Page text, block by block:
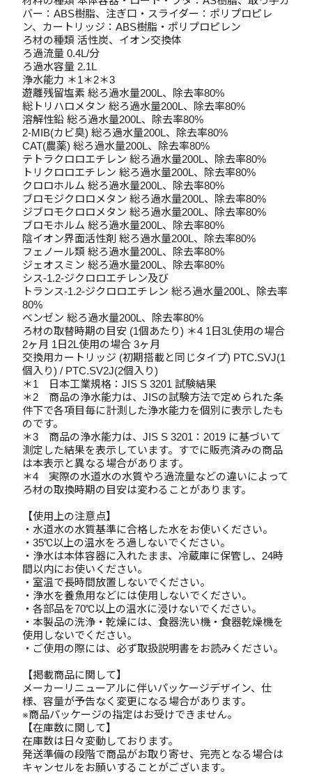
バー：ABS樹脂、注ぎ口・スライダー：ポリプロピレ
ン、カートリッジ：ABS樹脂・ポリプロピレン
ろ材の種類 活性炭、イオン交換体
ろ過流量 0.4L/分
ろ過水容量 2.1L
浄水能力 ＊1＊2＊3
遊離残留塩素 総ろ過水量200L、除去率80%
総トリハロメタン 総ろ過水量200L、除去率80%
溶解性鉛 総ろ過水量200L、除去率80%
2-MIB(カビ臭) 総ろ過水量200L、除去率80%
CAT(農薬) 総ろ過水量200L、除去率80%
テトラクロロエチレン 総ろ過水量200L、除去率80%
トリクロロエチレン 総ろ過水量200L、除去率80%
クロロホルム 総ろ過水量200L、除去率80%
ブロモジクロロメタン 総ろ過水量200L、除去率80%
ジブロモクロロメタン 総ろ過水量200L、除去率80%
ブロモホルム 総ろ過水量200L、除去率80%
陰イオン界面活性剤 総ろ過水量200L、除去率80%
フェノール類 総ろ過水量200L、除去率80%
ジェオスミン 総ろ過水量200L、除去率80%
シス-1.2-ジクロロエチレン及び
トランス-1.2-ジクロロエチレン 総ろ過水量200L、除去率
80%
ベンゼン 総ろ過水量200L、除去率80%
ろ材の取替時期の目安 (1個あたり) ＊4 1日3L使用の場合
2ヶ月 1日2L使用の場合 3ヶ月
交換用カートリッジ (初期搭載と同じタイプ) PTC.SVJ(1
個入り) / PTC.SV2J(2個入り)
＊1 日本工業規格：JIS S 3201 試験結果
＊2 商品の浄水能力は、JISの試験方法で定められた条
件下で各項目毎に計測した浄水能力を個別に表示したも
のです。
＊3 商品の浄水能力は、JIS S 3201：2019 に基づいて
測定した結果を表示しています。すでに販売済みの商品
は本表示と異なる場合があります。
＊4 実際の水道水の水質やろ過流量などの違いによって
ろ材の取換時期の目安は変わることがあります。
【使用上の注意点】
・水道水の水質基準に合格した水をお使いください。
・35℃以上の温水をろ過しないでください。
・浄水は本体容器に入れたまま、冷蔵庫に保管し、24時
間以内にお使いください。
・室温で長時間放置しないでください。
・浄水を養魚用などには使用しないでください。
・各部品を70℃以上の温水に浸けないでください。
・本製品の洗浄・乾燥には、食器洗い機・食器乾燥機を
使用しないでください。
・ご使用の際には、必ず取扱説明書をお読みください。
【掲載商品に関して】
メーカーリニューアルに伴いパッケージデザイン、仕
様、容量が予告なく変更になる場合があります。
※商品パッケージの指定はお受けできません。
【在庫数に関して】
在庫数は日々変動しております。
発送準備の段階で商品がお取り寄せ、完売となる場合は
キャンセルをお願いすることがございます。